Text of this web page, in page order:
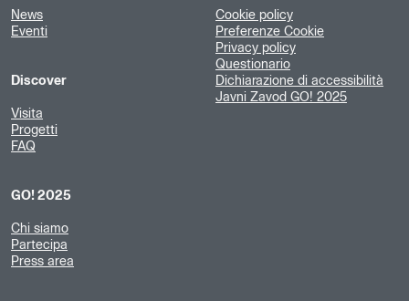
News
Eventi
Discover
Visita
Progetti
FAQ
GO! 2025
Chi siamo
Partecipa
Press area
Cookie policy
Preferenze Cookie
Privacy policy
Questionario
Dichiarazione di accessibilità
Javni Zavod GO! 2025